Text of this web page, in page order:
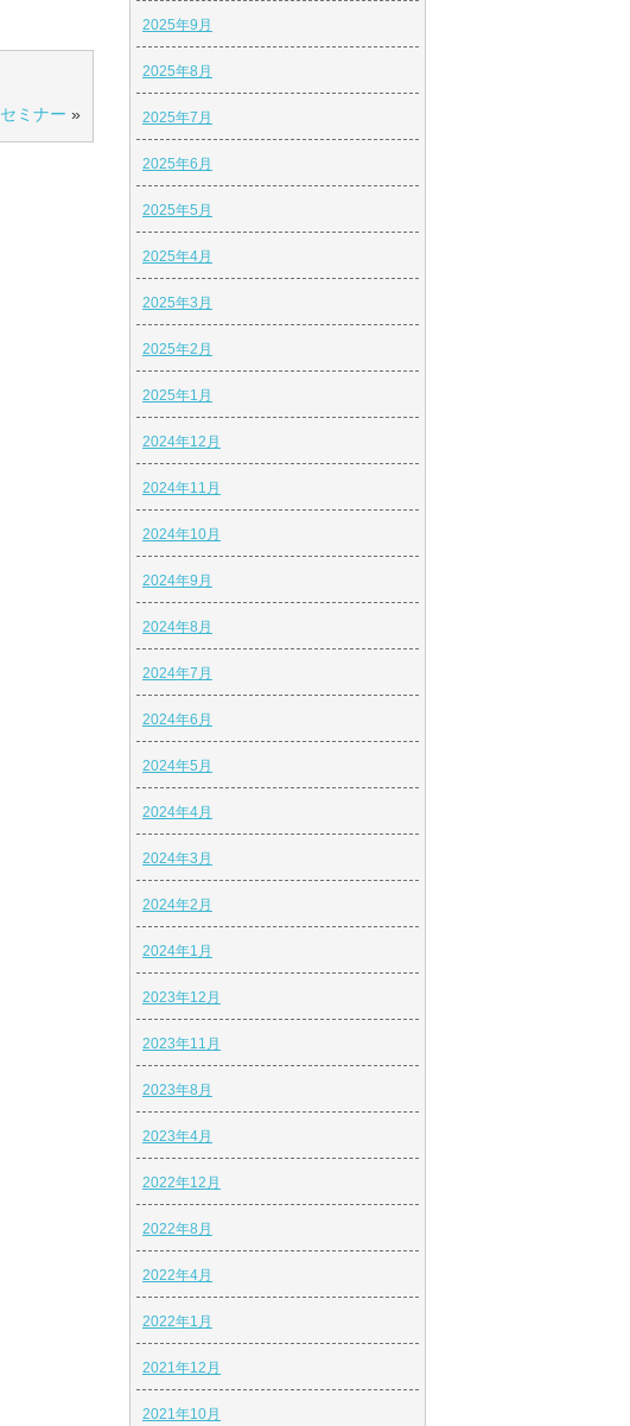
ミナー »
2025年9月
2025年8月
2025年7月
2025年6月
2025年5月
2025年4月
2025年3月
2025年2月
2025年1月
2024年12月
2024年11月
2024年10月
2024年9月
2024年8月
2024年7月
2024年6月
2024年5月
2024年4月
2024年3月
2024年2月
2024年1月
2023年12月
2023年11月
2023年8月
2023年4月
2022年12月
2022年8月
2022年4月
2022年1月
2021年12月
2021年10月